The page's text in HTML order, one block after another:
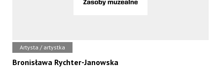
Artysta / artystka
Bronisława Rychter-Janowska